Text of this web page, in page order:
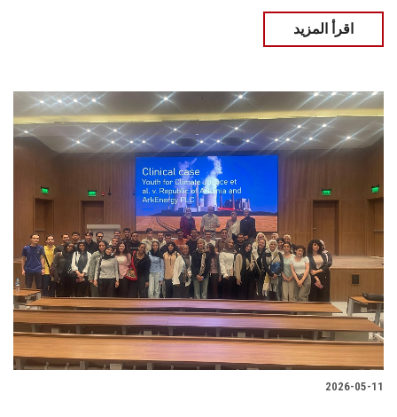
اقرأ المزيد
2026-05-11